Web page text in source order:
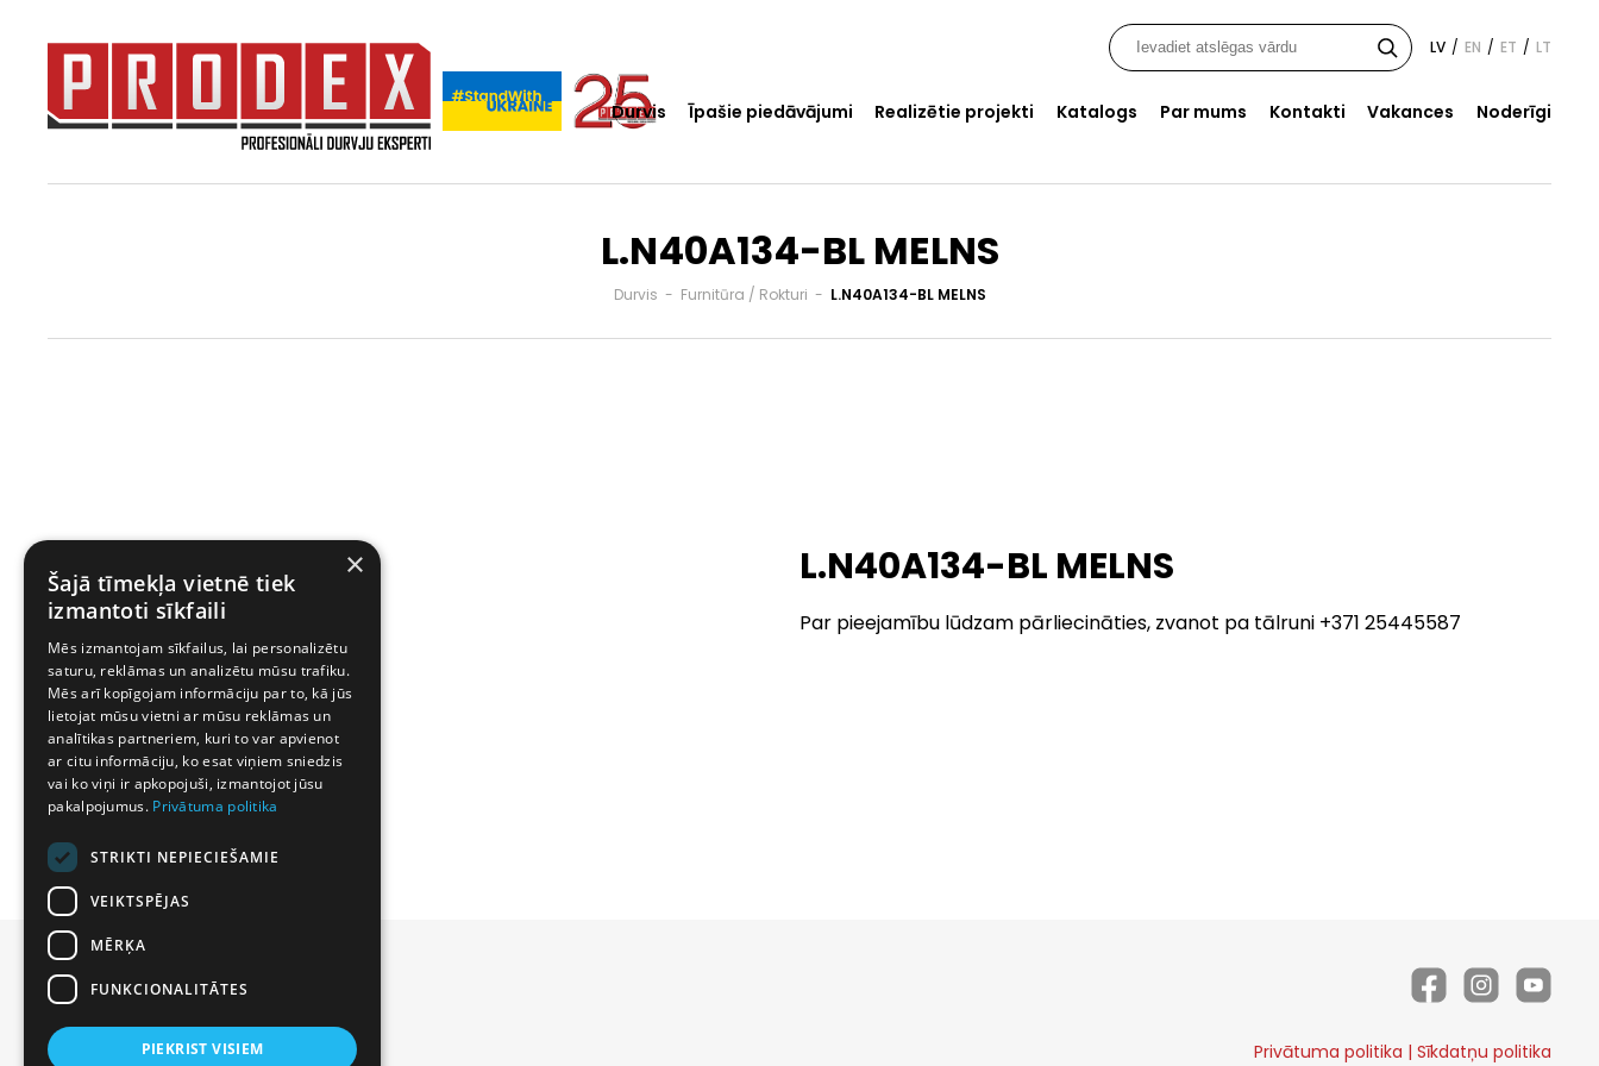
Durvis Īpašie piedāvājumi Realizētie projekti Katalogs Par mums Kontakti Vakances Noderīgi
LV / EN / ET / LT
L.N40A134-BL MELNS
Durvis - Furnitūra / Rokturi - L.N40A134-BL MELNS
L.N40A134-BL MELNS
Par pieejamību lūdzam pārliecināties, zvanot pa tālruni +371 25445587
Privātuma politika | Sīkdatņu politika
×
Šajā tīmekļa vietnē tiek
izmantoti sīkfaili
Mēs izmantojam sīkfailus, lai personalizētu
saturu, reklāmas un analizētu mūsu trafiku.
Mēs arī kopīgojam informāciju par to, kā jūs
lietojat mūsu vietni ar mūsu reklāmas un
analītikas partneriem, kuri to var apvienot
ar citu informāciju, ko esat viņiem sniedzis
vai ko viņi ir apkopojuši, izmantojot jūsu
pakalpojumus. Privātuma politika
STRIKTI NEPIECIEŠAMIE
VEIKTSPĒJAS
MĒRĶA
FUNKCIONALITĀTES
PIEKRIST VISIEM